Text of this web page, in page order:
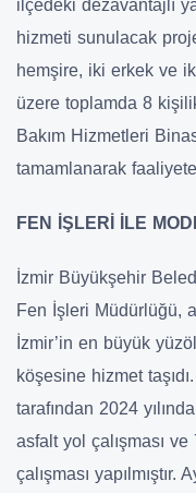
ilçedeki dezavantajlı
hizmeti sunulacak
hemşire, iki erkek ve
üzere toplamda 8
Bakım Hizmetleri
tamamlanarak
FEN İŞLERİ İLE
İzmir Büyükşehir
Fen İşleri Müdürlüğü,
İzmir’in en büyük
köşesine hizmet
tarafından 2024
asfalt yol çalışması
çalışması yapılmıştır.